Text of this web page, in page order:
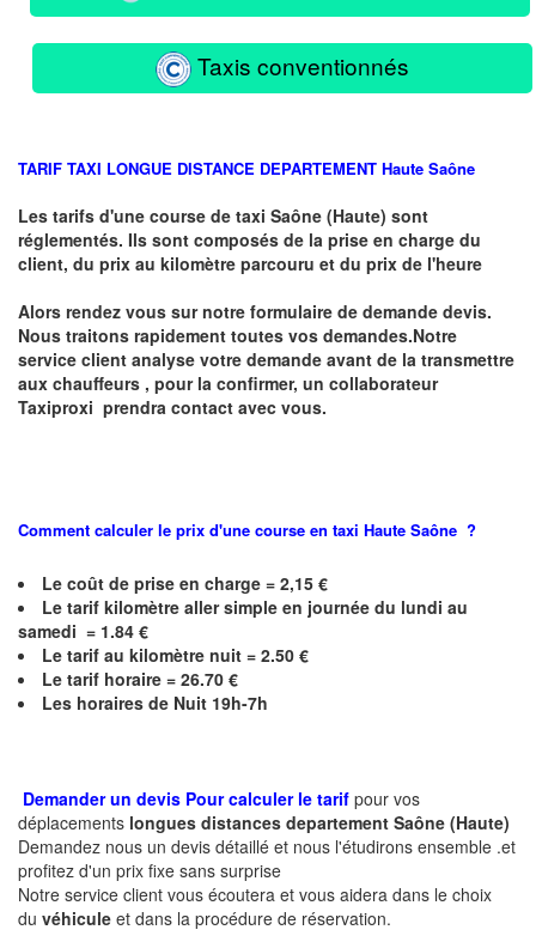
Taxis conventionnés
TARIF TAXI LONGUE DISTANCE DEPARTEMENT Haute Saône
Les tarifs d'une course de taxi Saône (Haute) sont
réglementés. Ils sont composés de la prise en charge du
client, du prix au kilomètre parcouru et du prix de l'heure
Alors rendez vous sur notre formulaire de demande devis.
Nous traitons rapidement toutes vos demandes.Notre
service client analyse votre demande avant de la transmettre
aux chauffeurs , pour la confirmer, un collaborateur
Taxiproxi prendra contact avec vous.
Comment calculer le prix d'une course en taxi Haute Saône ?
Le coût de prise en charge = 2,15 €
Le tarif kilomètre aller simple en journée du lundi au
samedi = 1.84 €
Le tarif au kilomètre nuit = 2.50 €
Le tarif horaire = 26.70 €
Les horaires de Nuit 19h-7h
Demander un devis Pour calculer le tarif pour vos
déplacements longues distances departement Saône (Haute)
Demandez nous un devis détaillé et nous l'étudirons ensemble .et
profitez d'un prix fixe sans surprise
Notre service client vous écoutera et vous aidera dans le choix
du véhicule et dans la procédure de réservation.